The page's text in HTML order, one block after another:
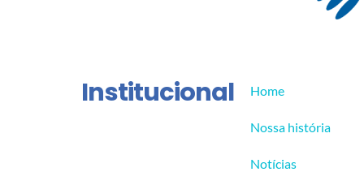
Institucional Home
Nossa história
Notícias